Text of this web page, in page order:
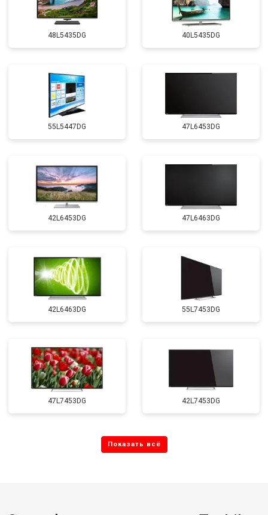
48L5435DG 40L5435DG
55L5447DG 47L6453DG
42L6453DG 47L6463DG
42L6463DG 55L7453DG
47L7453DG 42L7453DG